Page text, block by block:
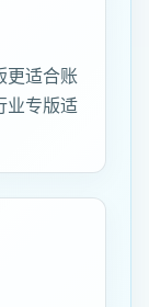
更适合账
业专版适